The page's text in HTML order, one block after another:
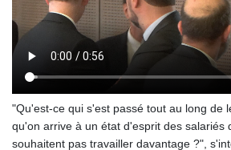
"Qu'est-ce qui s'est passé tout au long de
qu'on arrive à un état d'esprit des salariés
souhaitent pas travailler davantage ?",